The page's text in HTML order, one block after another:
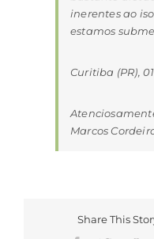
inerentes ao
estamos
Curitiba (PR),
Marcos
Share This